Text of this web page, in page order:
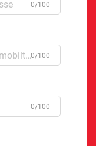
0/100
0/100
0/100